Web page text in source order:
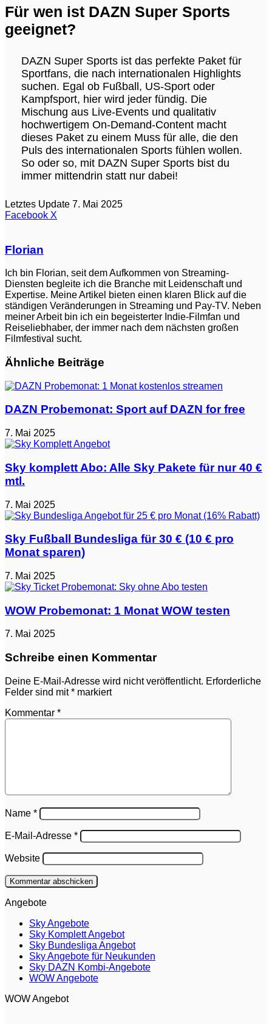
Für wen ist DAZN Super Sports
geeignet?
DAZN Super Sports ist das perfekte Paket für
Sportfans, die nach internationalen Highlights
suchen. Egal ob Fußball, US-Sport oder
Kampfsport, hier wird jeder fündig. Die
Mischung aus Live-Events und qualitativ
hochwertigem On-Demand-Content macht
dieses Paket zu einem Muss für alle, die den
Puls des internationalen Sports fühlen wollen.
So oder so, mit DAZN Super Sports bist du
immer mittendrin statt nur dabei!
Letztes Update 7. Mai 2025
Facebook X
Florian
Ich bin Florian, seit dem Aufkommen von Streaming-
Diensten begleite ich die Branche mit Leidenschaft und
Expertise. Meine Artikel bieten einen klaren Blick auf die
ständigen Veränderungen in Streaming und Pay-TV. Neben
meiner Arbeit bin ich ein begeisterter Indie-Filmfan und
Reiseliebhaber, der immer nach dem nächsten großen
Filmfestival sucht.
Ähnliche Beiträge
DAZN Probemonat: Sport auf DAZN for free
7. Mai 2025
Sky komplett Abo: Alle Sky Pakete für nur 40 €
mtl.
7. Mai 2025
Sky Fußball Bundesliga für 30 € (10 € pro
Monat sparen)
7. Mai 2025
WOW Probemonat: 1 Monat WOW testen
7. Mai 2025
Schreibe einen Kommentar
Deine E-Mail-Adresse wird nicht veröffentlicht. Erforderliche
Felder sind mit* markiert
Kommentar *
Name *
E-Mail-Adresse *
Website
Angebote
Sky Angebote
Sky Komplett Angebot
Sky Bundesliga Angebot
Sky Angebote für Neukunden
Sky DAZN Kombi-Angebote
WOW Angebote
WOW Angebot